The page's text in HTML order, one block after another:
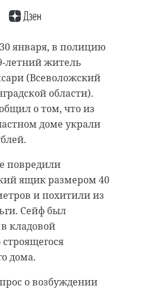
января, в полицию
летний житель
(Всеволожский
области).
о том, что из
доме украли
повредили
ящик размером 40
и похитили из
Сейф был
кладовой
дома.
о возбуждении